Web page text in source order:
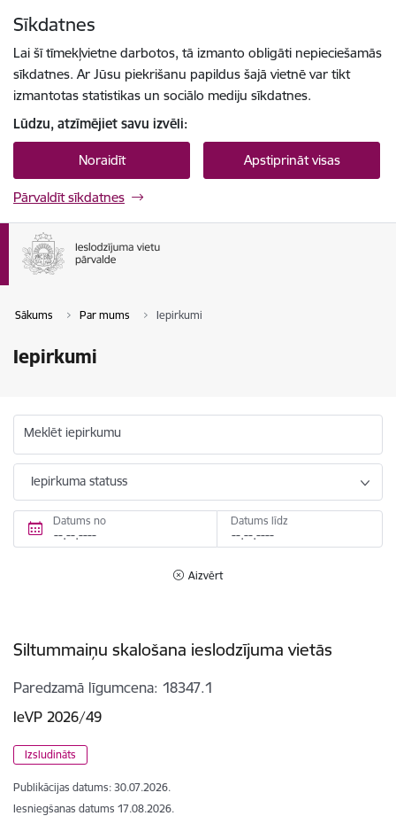
Sīkdatnes
Lai šī tīmekļvietne darbotos, tā izmanto obligāti nepieciešamās
sīkdatnes. Ar Jūsu piekrišanu papildus šajā vietnē var tikt
izmantotas statistikas un sociālo mediju sīkdatnes.
Lūdzu, atzīmējiet savu izvēli:
Noraidīt Apstiprināt visas
Pārvaldīt sīkdatnes
Sākums Par mums Iepirkumi
Iepirkumi
Meklēt iepirkumu
Iepirkuma statuss
Datums no Datums līdz
Aizvērt
Siltummaiņu skalošana ieslodzījuma vietās
Paredzamā līgumcena 18347.1
IeVP 2026/49
Izsludināts
Publikācijas datums: 30.07.2026.
Iesniegšanas datums 17.08.2026.